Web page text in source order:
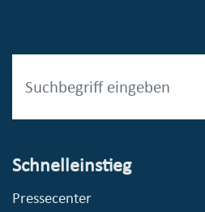
Schnelleinstieg
Pressecenter